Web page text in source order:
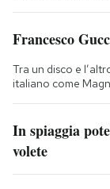
Francesco
Tra un disco e
italiano come
In spiaggia
volete